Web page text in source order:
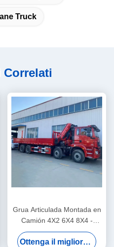
Truck
Grua Articulada Montada en
Camión 4X2 6X4 8X4 -
Camión Grúa Plataforma de
2 a 220 ToneladasOttenga il migliore prezzo